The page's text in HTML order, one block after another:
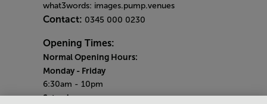
what3words: images.pump.venues
Contact: 0345 000 0230
Opening Times:
Normal Opening Hours:
Monday - Friday
6:30am - 10pm
Saturday